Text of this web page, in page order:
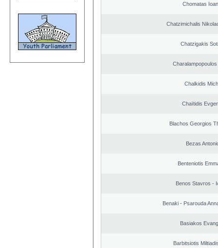
Chomatas
Chatzimichalis
Chatzigakis
Chalkidis
Chaïtidis
Blachos Georgios
Bezas
Benteniotis
Benos Stavros -
Benaki - Psarouda
Basiakos
Barbitsiotis